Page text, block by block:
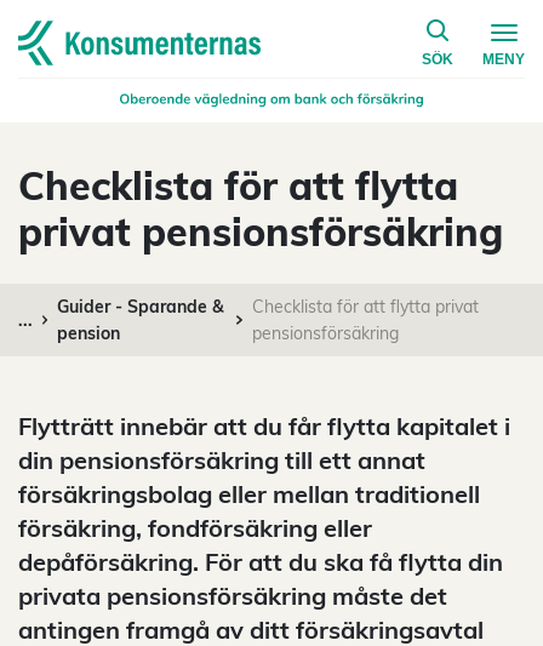
Navigera till startsidan
SÖK
på
MENY
Checklista för att flytta
privat pensionsförsäkring
...
Guider - Sparande &
pension
Checklista för att flytta privat
pensionsförsäkring
Flytträtt innebär att du får flytta kapitalet i
din pensionsförsäkring till ett annat
försäkringsbolag eller mellan traditionell
försäkring, fondförsäkring eller
depåförsäkring. För att du ska få flytta din
privata pensionsförsäkring måste det
antingen framgå av ditt försäkringsavtal